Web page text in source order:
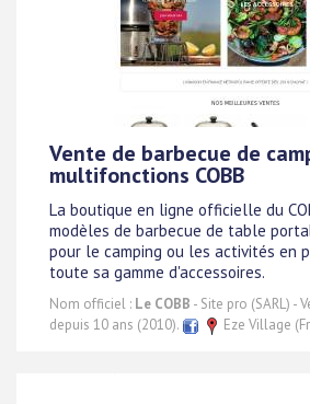
Vente de barbecue de
multifonctions COBB
La boutique en ligne officielle du
modèles de barbecue de table
pour le camping ou les activités en
toute sa gamme d'accessoires.
Nom officiel : Le COBB - Site pro (SARL) -
depuis 10 ans (2010).
Eze Village